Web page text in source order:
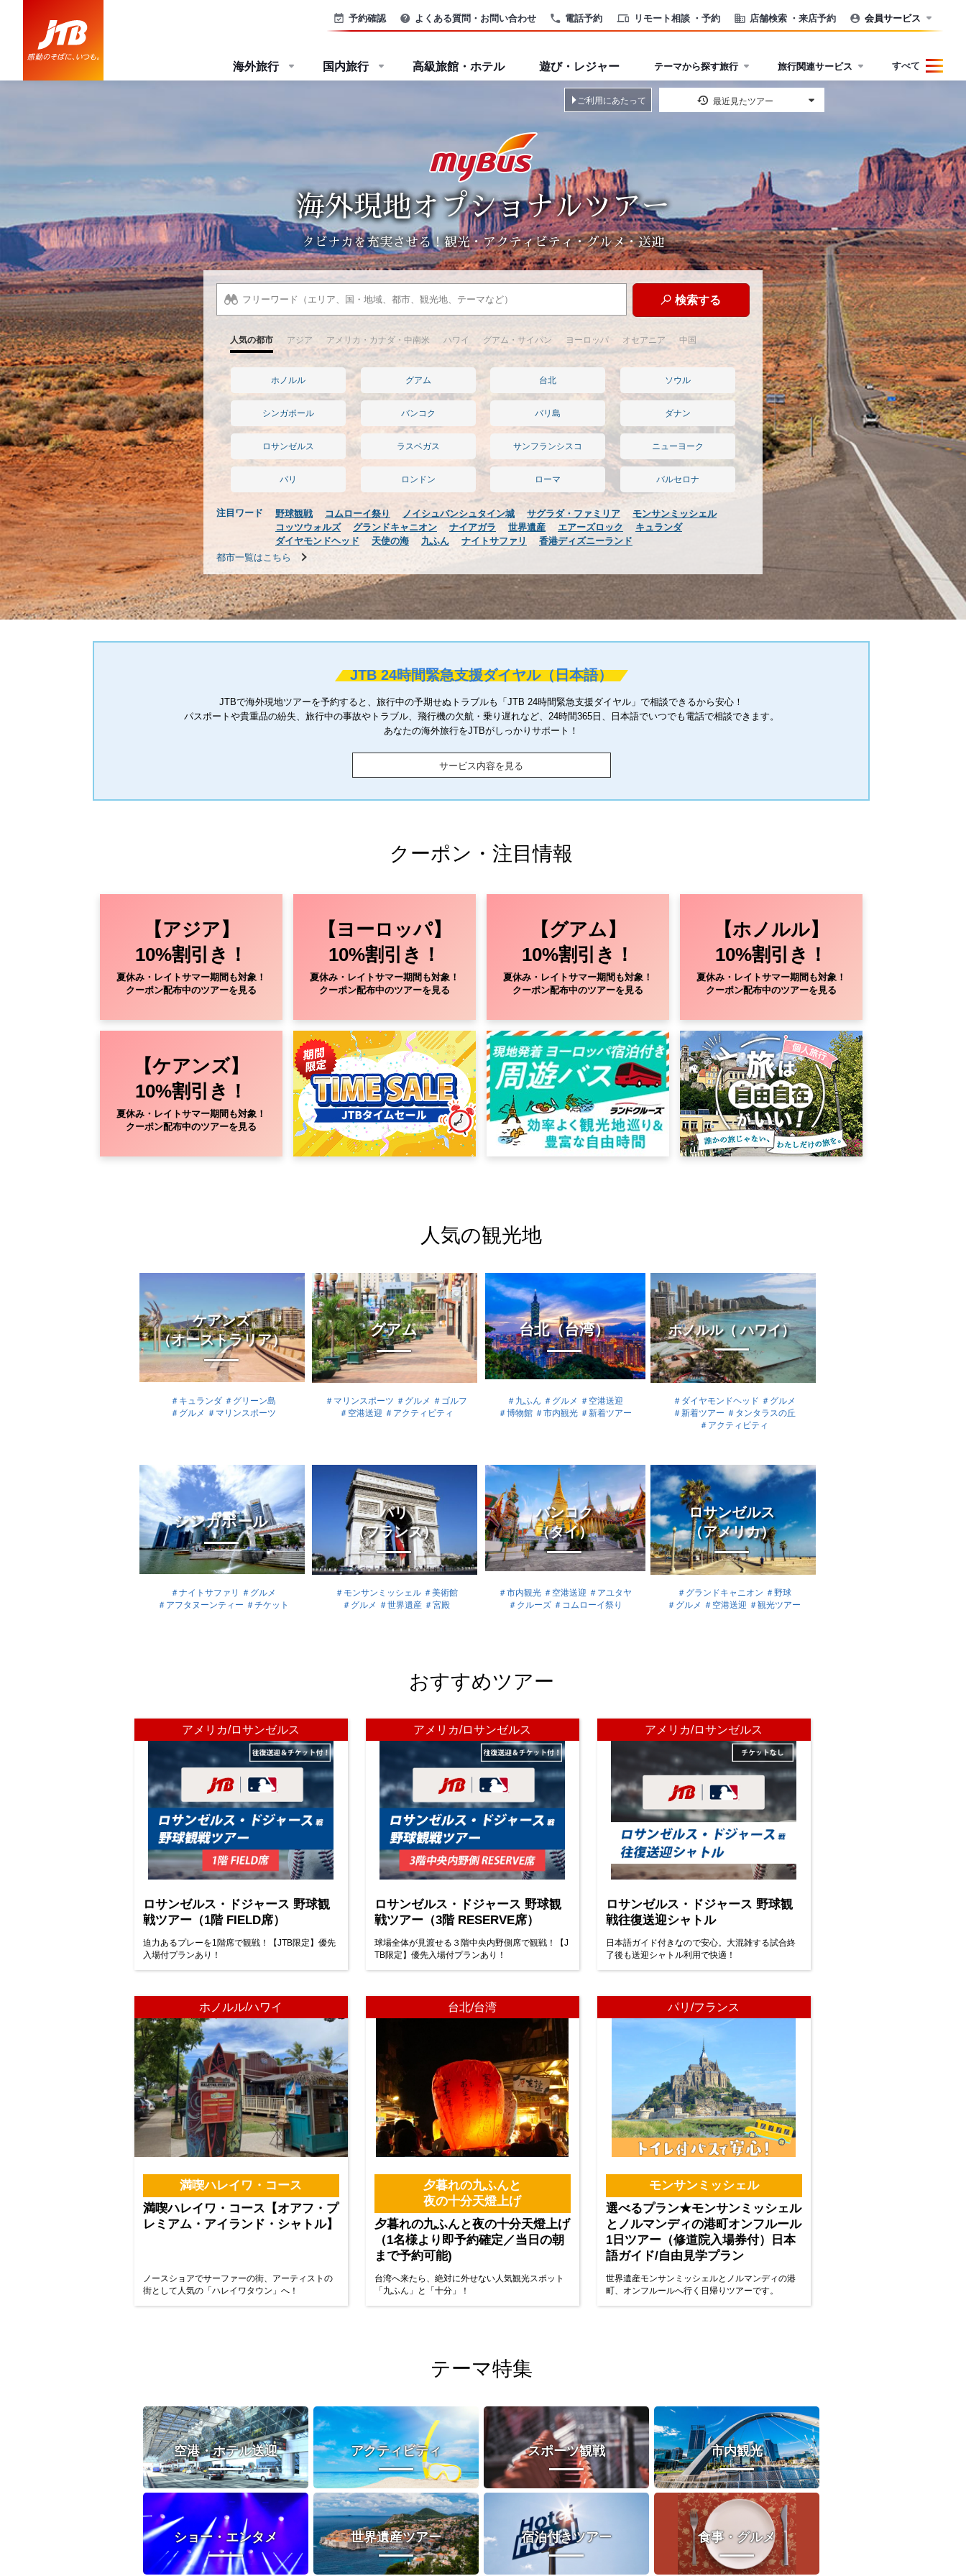
電話予約 リモート相談 ・予約 店舗検索 ・来店予約
予約確認 よくある質問・お問い合わせ 会員サービス
海外旅行 国内旅行 高級旅館・ホテル 遊び・レジャー テーマから探す旅行 旅行関連サービス すべて
海外現地オプショナルツアー
タビナカを充実させる！観光・アクティビティ・グルメ・送迎
人気の都市 アジア アメリカ・カナダ・中南米 ハワイ グアム・サイパン ヨーロッパ オセアニア 中国
ホノルル グアム 台北 ソウル
シンガポール バンコク バリ島 ダナン
ロサンゼルス ラスベガス サンフランシスコ ニューヨーク
パリ ロンドン ローマ バルセロナ
検索する
注目ワード 野球観戦 コムローイ祭り ノイシュバンシュタイン城 サグラダ・ファミリア
モンサンミッシェル
コッツウォルズ
グランドキャニオン ナイアガラ 世界遺産 エアーズロック
キュランダ
ダイヤモンドヘッド
天使の海 九ふん ナイトサファリ
香港ディズニーランド
都市一覧はこちら
最近見たツアー
ご利用にあたって
JTB 24時間緊急支援ダイヤル（日本語）
JTBで海外現地ツアーを予約すると、旅行中の予期せぬトラブルも「JTB 24時間緊急支援ダイヤル」で相談できるから安心！
パスポートや貴重品の紛失、旅行中の事故やトラブル、飛行機の欠航・乗り遅れなど、24時間365日、日本語でいつでも電話で相談できます。
あなたの海外旅行をJTBがしっかりサポート！
サービス内容を見る
クーポン・注目情報
【アジア】
10%割引き！
夏休み・レイトサマー期間も対象！
クーポン配布中のツアーを見る
【ヨーロッパ】
10%割引き！
夏休み・レイトサマー期間も対象！
クーポン配布中のツアーを見る
【グアム】
10%割引き！
夏休み・レイトサマー期間も対象！
クーポン配布中のツアーを見る
【ホノルル】
10%割引き！
夏休み・レイトサマー期間も対象！
クーポン配布中のツアーを見る
【ケアンズ】
10%割引き！
夏休み・レイトサマー期間も対象！
クーポン配布中のツアーを見る
人気の観光地
ケアンズ
（オーストラリア）
＃キュランダ ＃グリーン島
＃グルメ ＃マリンスポーツ
グアム
＃マリンスポーツ ＃グルメ ＃ゴルフ
＃空港送迎 ＃アクティビティ
台北（台湾）
＃九ふん ＃グルメ ＃空港送迎
＃博物館 ＃市内観光 ＃新着ツアー
ホノルル（ ハワイ）
＃ダイヤモンドヘッド ＃グルメ
＃新着ツアー ＃タンタラスの丘
＃アクティビティ
シンガポール
＃ナイトサファリ
＃グルメ
＃アフタヌーンティー ＃チケット
パリ
（フランス）
＃モンサンミッシェル ＃美術館
＃グルメ ＃世界遺産 ＃宮殿
バンコク
（タイ）
＃市内観光 ＃空港送迎 ＃アユタヤ
＃クルーズ ＃コムローイ祭り
ロサンゼルス
（アメリカ）
＃グランドキャニオン ＃野球
＃グルメ ＃空港送迎 ＃観光ツアー
おすすめツアー
アメリカ/ロサンゼルス
ロサンゼルス・ドジャース 野球観
戦ツアー（1階 FIELD席）
迫力あるプレーを1階席で観戦！【JTB限定】優先
入場付プランあり！
アメリカ/ロサンゼルス
ロサンゼルス・ドジャース 野球観
戦ツアー（3階 RESERVE席）
球場全体が見渡せる３階中央内野側席で観戦！【J
TB限定】優先入場付プランあり！
アメリカ/ロサンゼルス
ロサンゼルス・ドジャース 野球観
戦往復送迎シャトル
日本語ガイド付きなので安心。大混雑する試合終
了後も送迎シャトル利用で快適！
ホノルル/ハワイ
満喫ハレイワ・コース
満喫ハレイワ・コース【オアフ・プ
レミアム・アイランド・シャトル】
ノースショアでサーファーの街、アーティストの
街として人気の「ハレイワタウン」へ！
台北/台湾
夕暮れの九ふんと
夜の十分天燈上げ
夕暮れの九ふんと夜の十分天燈上げ
（1名様より即予約確定／当日の朝
まで予約可能)
台湾へ来たら、絶対に外せない人気観光スポット
「九ふん」と「十分」！
パリ/フランス
モンサンミッシェル
選べるプラン★モンサンミッシェル
とノルマンディの港町オンフルール
1日ツアー（修道院入場券付）日本
語ガイド/自由見学プラン
世界遺産モンサンミッシェルとノルマンディの港
町、オンフルールへ行く日帰りツアーです。
テーマ特集
空港・ホテル送迎 アクティビティ スポーツ観戦 市内観光
ショー・エンタメ 世界遺産ツアー 宿泊付きツアー 食事・グルメ